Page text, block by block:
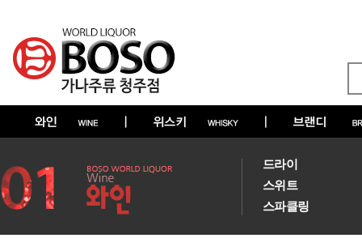
드라이
스위트
스파클링